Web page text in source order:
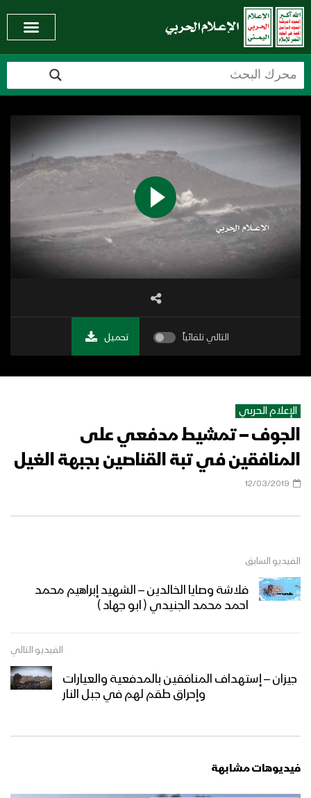
التالي تلقائياً تحميل
الإعلام الحربي
الجوف – تمشيط مدفعي على
المنافقين في تبة القناصين بجبهة الغيل
12/03/2019
الفيديو السابق
فلاشة وصايا الخالدين – الشهيد إبراهيم محمد
احمد محمد الجنيدي ( ابو جهاد )
الفيديو التالي
جيزان – إستهداف المنافقين بالمدفعية والعيارات
وإحراق طقم لهم في جبل النار
فيديوهات مشابهة